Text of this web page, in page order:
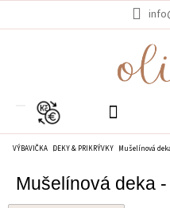
EUR
VÝBAVIČKA DEKY & PRIKRÝVKY Mušelínová
Mušelínová deka